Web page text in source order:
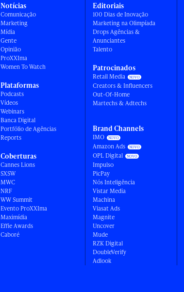
Notícias
Comunicação
Marketing
Mídia
Gente
Opinião
ProXXIma
Women To Watch
Plataformas
Podcasts
Vídeos
Webinars
Banca Digital
Portfólio de Agências
Reports
Coberturas
Cannes Lions
SXSW
MWC
NRF
WW Summit
Evento ProXXIma
Maximídia
Effie Awards
Caboré
Editoriais
100 Dias de Inovação
Marketing na Olimpíada
Drops Agências &
Anunciantes
Talento
Patrocinados
Retail Media
Creators & Influencers
Out-Of-Home
Martechs & Adtechs
Brand Channels
IMO
Amazon Ads
OPL Digital
Impulso
PicPay
Nós Inteligência
Vistar Media
Machina
Viasat Ads
Magnite
Uncover
Mude
RZK Digital
DoubleVerify
Adlook